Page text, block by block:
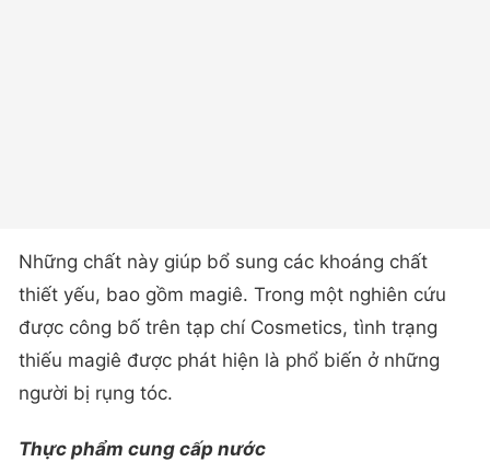
Những chất này giúp bổ sung các khoáng chất
thiết yếu, bao gồm magiê. Trong một nghiên cứu
được công bố trên tạp chí Cosmetics, tình trạng
thiếu magiê được phát hiện là phổ biến ở những
người bị rụng tóc.
Thực phẩm cung cấp nước